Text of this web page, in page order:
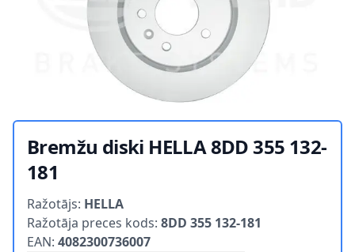
Bremžu diski HELLA 8DD 355 132-
181
Ražotājs: HELLA
Ražotāja preces kods: 8DD 355 132-181
EAN: 4082300736007